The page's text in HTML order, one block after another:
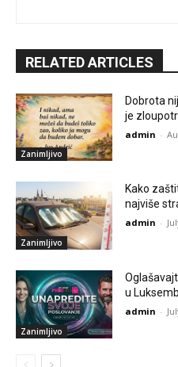
RELATED ARTICLES
Zanimljivo
Dobrota
je
admin -
Zanimljivo
Kako
najviše
admin -
Zanimljivo
u
admin -